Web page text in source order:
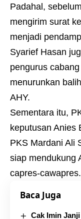
Padahal,
mengirim surat
menjadi
Syarief Hasan
pengurus
menurunkan
AHY.
Sementara itu,
keputusan Anies
PKS Mardani Ali
siap mendukung
capres-cawapres.
Baca Juga
Cak Imin